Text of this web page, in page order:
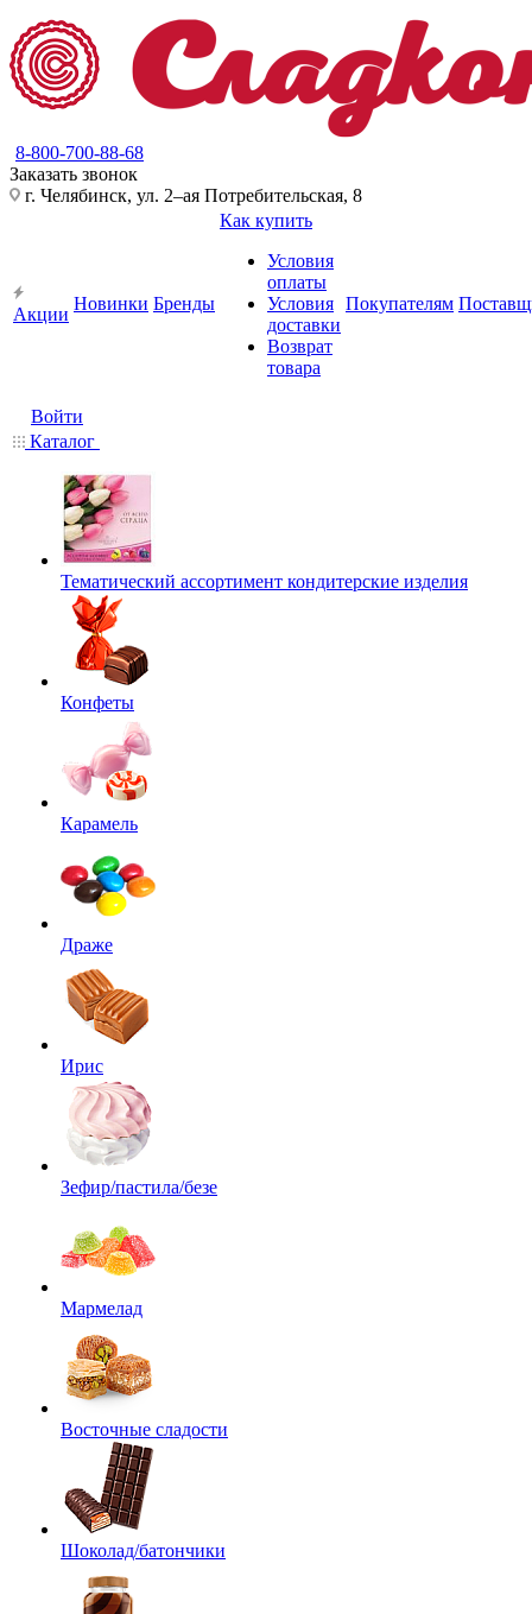
8-800-700-88-68
Заказать звонок
г. Челябинск, ул. 2–ая Потребительская, 8
Акции
Новинки Бренды
Как купить
Условия
оплаты
Условия
доставки
Возврат
товара
Покупателям
Войти
Каталог
Тематический ассортимент кондитерские изделия
Конфеты
Карамель
Драже
Ирис
Зефир/пастила/безе
Мармелад
Восточные сладости
Шоколад/батончики